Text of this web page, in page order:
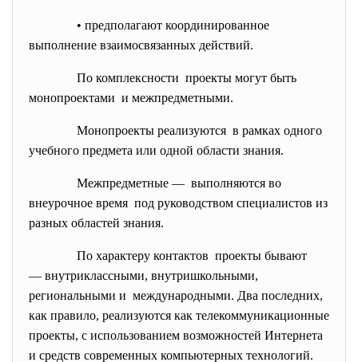
• предполагают координированное
выполнение взаимосвязанных действий.
По комплексности проекты могут быть
монопроектами и межпредметными.
Монопроекты реализуются в рамках одного
учебного предмета или одной области знания.
Межпредметные — выполняются во
внеурочное время под руководством специалистов из
разных областей знания.
По характеру контактов проекты бывают
— внутриклассными, внутришкольными,
региональными и международными. Два последних,
как правило, реализуются как телекоммуникационные
проекты, с использованием возможностей Интернета
и средств современных компьютерных технологий.